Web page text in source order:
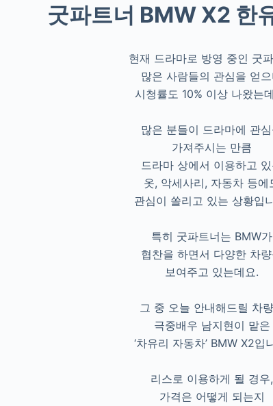
굿파트너 BMW X2 한
현재 드라마로 방영 중인 굿
많은 사람들의 관심을 얻으
시청률도 10% 이상 나왔는
많은 분들이 드라마에 관
가져주시는 만큼
드라마 상에서 이용하고
옷, 악세사리, 자동차 등에
관심이 쏠리고 있는 상황입
특히 굿파트너는 BMW가
협찬을 하면서 다양한 차
보여주고 있는데요.
그 중 오늘 안내해드릴 차
극중배우 남지현이 맡은
‘차유리 자동차’ BMW X2입
리스로 이용하게 될 경우,
가격은 어떻게 되는지